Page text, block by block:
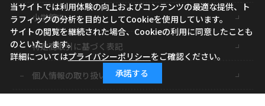
小学館ID
特定商取引に基づく表記
個人情報の取り扱いについて
当サイトでは利用体験の向上およびコンテンツの最適な提供、ト
ラフィックの分析を目的としてCookieを使用しています。
サイトの閲覧を継続された場合、Cookieの利用に同意したことも
のといたします。
詳細についてはプライバシーポリシーをご確認ください。
承諾する